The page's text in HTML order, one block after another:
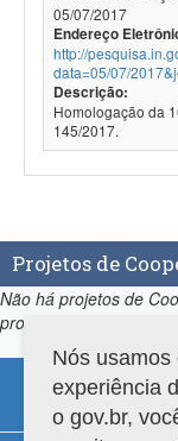
05/07/2017
Endereço
http://
data=05/07/
Descrição:
Homologação da
145/2017.
Projetos de
Não há projetos de
programa.
Nós
experiência
o gov.br,